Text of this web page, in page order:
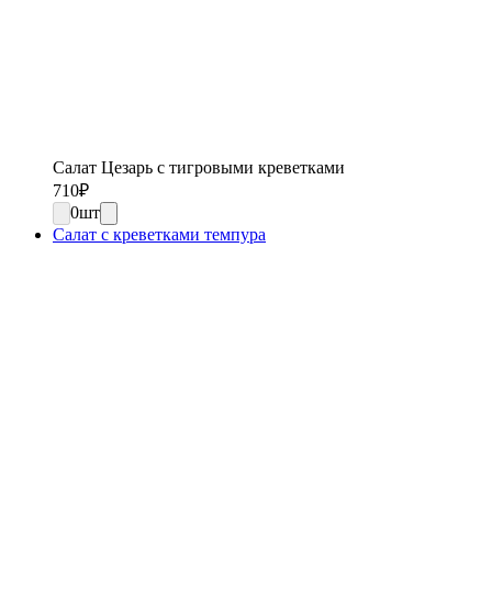
Салат Цезарь с тигровыми креветками
710₽
0шт
Салат с креветками темпура